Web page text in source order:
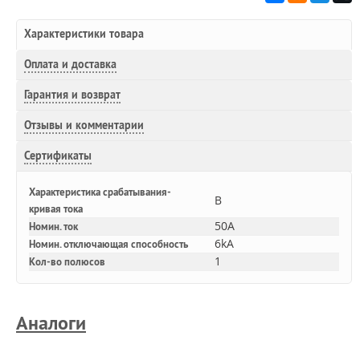
Характеристики товара
Оплата и доставка
Гарантия и возврат
Отзывы и комментарии
Сертификаты
Характеристика срабатывания-
кривая тока
B
Номин. ток 50A
Номин. отключающая способность 6kA
Кол-во полюсов 1
Аналоги